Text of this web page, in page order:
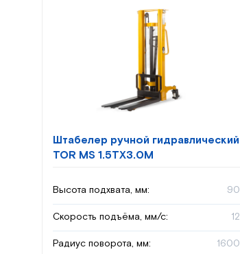
Штабелер ручной гидравлический
TOR MS 1.5TX3.0M
Высота подхвата, мм: 90
Скорость подъёма, мм/с: 12
Радиус поворота, мм: 1600